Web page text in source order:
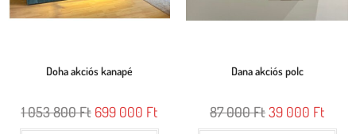
Doha akciós kanapé
1 053 800Ft 699 000 Ft
Dana akciós polc
87 000Ft39 000 Ft